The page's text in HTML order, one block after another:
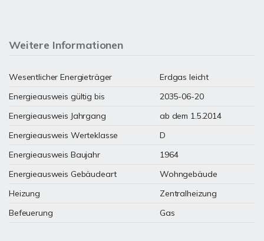
Weitere Informationen
Wesentlicher Energieträger
Erdgas leicht
Energieausweis gültig bis
2035-06-20
Energieausweis Jahrgang
ab dem 1.5.2014
Energieausweis Werteklasse
D
Energieausweis Baujahr
1964
Energieausweis Gebäudeart
Wohngebäude
Heizung
Zentralheizung
Befeuerung
Gas